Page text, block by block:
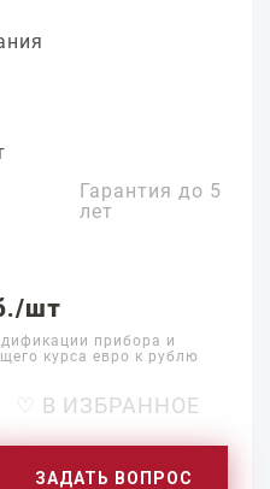
Гарантия до 5
лет
шт
прибора и
курса евро к рублю
♡ В ИЗБРАННОЕ
ЗАДАТЬ ВОПРОС